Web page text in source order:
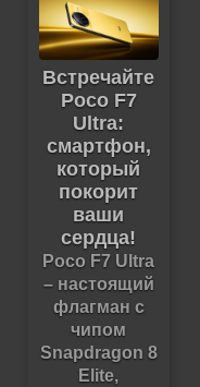
Встречайте
Poco F7
Ultra:
смартфон,
который
покорит
ваши
сердца!
Poco F7 Ultra
– настоящий
флагман с
чипом
Snapdragon 8
Elite,